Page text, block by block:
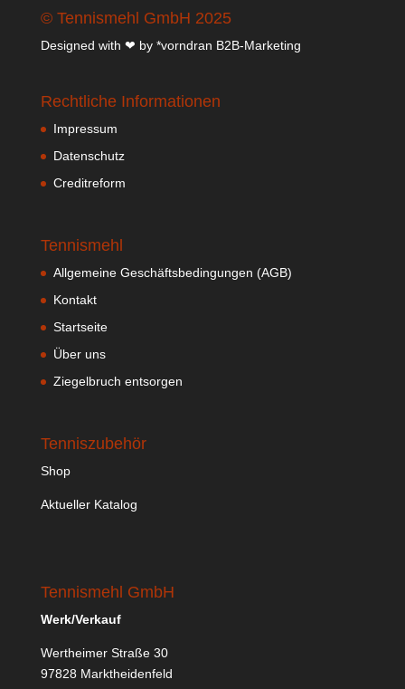
© Tennismehl GmbH 2025
Designed with ❤ by *vorndran B2B-Marketing
Rechtliche Informationen
Impressum
Datenschutz
Creditreform
Tennismehl
Allgemeine Geschäftsbedingungen (AGB)
Kontakt
Startseite
Über uns
Ziegelbruch entsorgen
Tenniszubehör
Shop
Aktueller Katalog
Tennismehl GmbH
Werk/Verkauf
Wertheimer Straße 30
97828 Marktheidenfeld